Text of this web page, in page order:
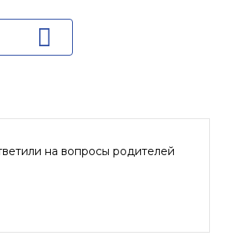
на вопросы родителей